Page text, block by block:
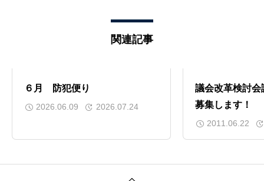
関連記事
６月 防犯便り
2026.06.09 2026.07.24
議会改革検討
募集します！
2011.06.22